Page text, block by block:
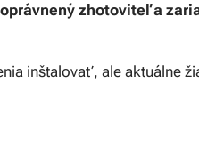
zhotoviteľ a
inštalovať, ale aktuálne